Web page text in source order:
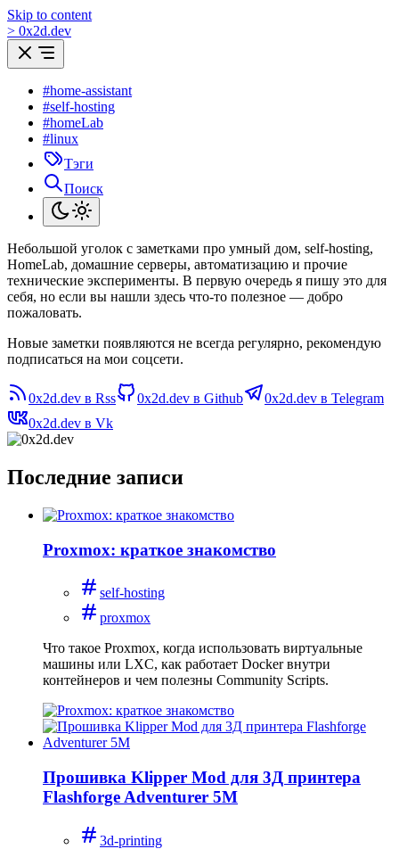
Skip to content
> 0x2d.dev
#home-assistant
#self-hosting
#homeLab
#linux
Тэги
Поиск
Небольшой уголок с заметками про умный дом, self-hosting,
HomeLab, домашние серверы, автоматизацию и прочие
технические эксперименты. В первую очередь я пишу это для
себя, но если вы нашли здесь что-то полезное — добро
пожаловать.
Новые заметки появляются не всегда регулярно, рекомендую
подписаться на мои соцсети.
0x2d.dev в Rss 0x2d.dev в Github
0x2d.dev в Telegram
0x2d.dev в Vk
Последние записи
Proxmox: краткое знакомство
self-hosting
proxmox
Что такое Proxmox, когда использовать виртуальные
машины или LXC, как работает Docker внутри
контейнеров и чем полезны Community Scripts.
Прошивка Klipper Mod для 3Д принтера
Flashforge Adventurer 5M
3d-printing